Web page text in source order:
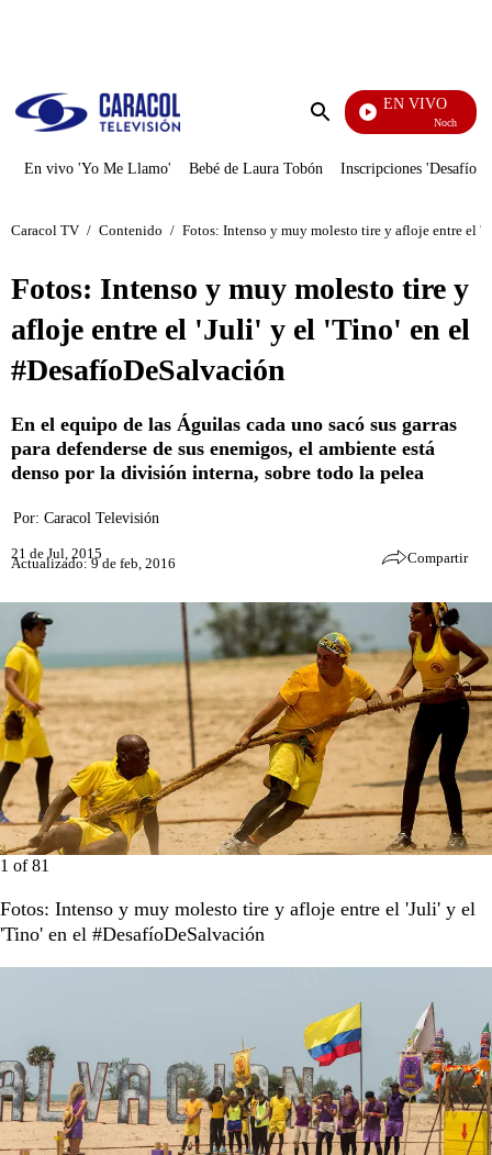
Enviar
EN VIVO
Noches De Premier
En vivo 'Yo Me Llamo' Bebé de Laura Tobón Inscripciones 'Desafío'
Caracol TV / Contenido / Fotos: Intenso y muy molesto tire y afloje entre el
Fotos: Intenso y muy molesto tire y
afloje entre el 'Juli' y el 'Tino' en el
#DesafíoDeSalvación
En el equipo de las Águilas cada uno sacó sus garras
para defenderse de sus enemigos, el ambiente está
denso por la división interna, sobre todo la pelea
Por: Caracol Televisión
21 de Jul, 2015
Actualizado: 9 de feb, 2016 Compartir
1 of81
Fotos: Intenso y muy molesto tire y afloje entre el 'Juli' y el
'Tino' en el #DesafíoDeSalvación